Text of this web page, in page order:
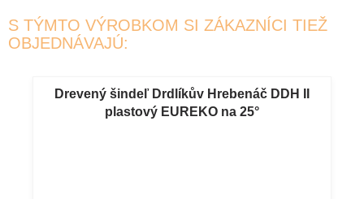
S TÝMTO VÝROBKOM SI ZÁKAZNÍCI TIEŽ
OBJEDNÁVAJÚ:
Drevený šindeľ Drdlíkův Hrebenáč DDH II
plastový EUREKO na 25°